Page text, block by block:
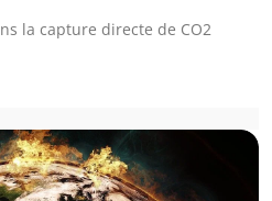
la capture directe de CO2